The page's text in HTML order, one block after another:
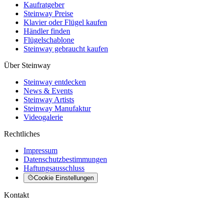
Kaufratgeber
Steinway Preise
Klavier oder Flügel kaufen
Händler finden
Flügelschablone
Steinway gebraucht kaufen
Über Steinway
Steinway entdecken
News & Events
Steinway Artists
Steinway Manufaktur
Videogalerie
Rechtliches
Impressum
Datenschutzbestimmungen
Haftungsausschluss
Cookie Einstellungen
Kontakt